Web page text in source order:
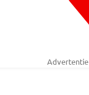
Advertentie